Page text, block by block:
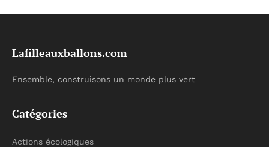
Lafilleauxballons.com
Ensemble, construisons un monde plus vert
Catégories
Actions écologiques